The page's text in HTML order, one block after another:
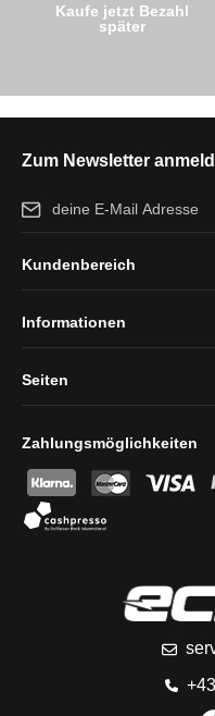
Kaufe jetzt Bezahl
später
Zum Newsletter
E-Mail-Adresse*
und dieAGBgelesen und
Zahlungsmöglichkeiten
Kundenbereich
Informationen
Seiten